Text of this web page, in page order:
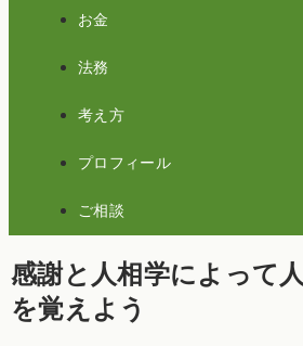
お金
法務
考え方
プロフィール
ご相談
感謝と人相学によって人
を覚えよう